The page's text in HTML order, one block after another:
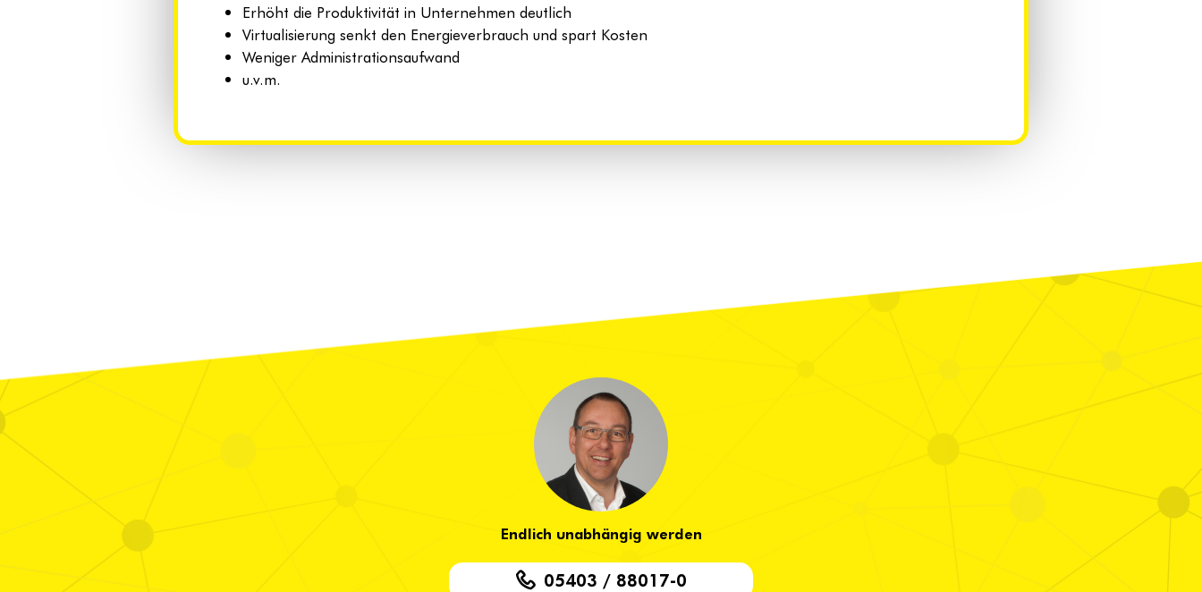
Erhöht die Produktivität in Unternehmen deutlich
Virtualisierung senkt den Energieverbrauch und spart Kosten
Weniger Administrationsaufwand
u.v.m.
Endlich unabhängig werden
05403 / 88017-0